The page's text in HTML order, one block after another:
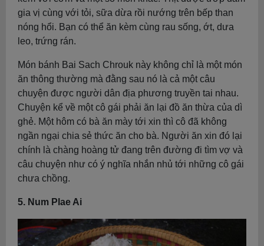
gia vị cùng với tỏi, sữa dừa rồi nướng trên bếp than
nóng hổi. Bạn có thể ăn kèm cùng rau sống, ớt, dưa
leo, trứng rán.
Món bánh Bai Sach Chrouk này không chỉ là một món
ăn thông thường mà đằng sau nó là cả một câu
chuyện được người dân địa phương truyền tai nhau.
Chuyện kể về một cô gái phải ăn lại đồ ăn thừa của dì
ghẻ. Một hôm có bà ăn mày tới xin thì cô đã không
ngần ngại chia sẻ thức ăn cho bà. Người ăn xin đó lại
chính là chàng hoàng tử đang trên đường đi tìm vợ và
câu chuyện như có ý nghĩa nhắn nhủ tới những cô gái
chưa chồng.
5. Num Plae Ai